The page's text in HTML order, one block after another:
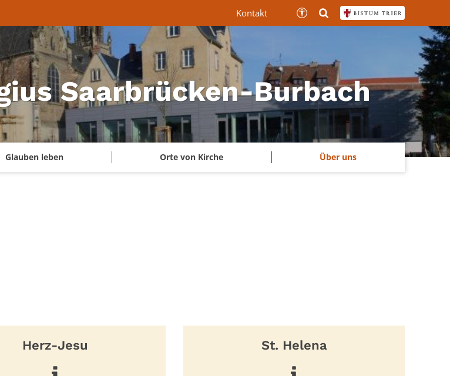
Saarbrücken-Burbach
Glauben leben Orte von Kirche Über uns
Kontakt
Herz-Jesu St. Helena